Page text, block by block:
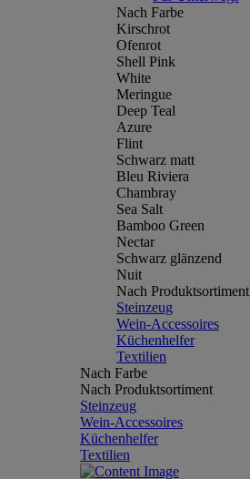
Nach Farbe
Kirschrot
Ofenrot
Shell Pink
White
Meringue
Deep Teal
Azure
Flint
Schwarz matt
Bleu Riviera
Chambray
Sea Salt
Bamboo Green
Nectar
Schwarz glänzend
Nuit
Nach Produktsortiment
Steinzeug
Wein-Accessoires
Küchenhelfer
Textilien
Nach Farbe
Nach Produktsortiment
Steinzeug
Wein-Accessoires
Küchenhelfer
Textilien